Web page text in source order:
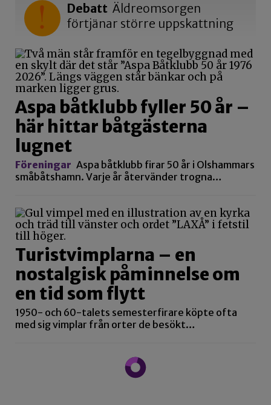
Debatt Äldreomsorgen
förtjänar större uppskattning
Aspa båtklubb fyller 50 år –
här hittar båtgästerna
lugnet
Föreningar Aspa båtklubb firar 50 år i Olshammars
småbåtshamn. Varje år återvänder trogna…
Turistvimplarna – en
nostalgisk påminnelse om
en tid som flytt
1950- och 60-talets semesterfirare köpte ofta
med sig vimplar från orter de besökt…